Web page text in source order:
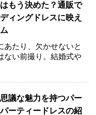
もう決めた？通販で
ィングドレスに映え
あたり、欠かせないと
ない前撮り。結婚式や
議な魅力を持つパー
ーティードレスの紹